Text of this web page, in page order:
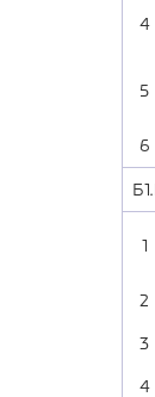
4
5
6
1
2
3
4